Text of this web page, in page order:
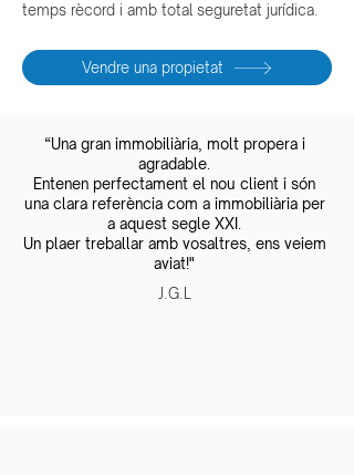
temps rècord i amb total seguretat jurídica.
Vendre una propietat
“Una gran immobiliària, molt propera i
agradable.
Entenen perfectament el nou client i són
una clara referència com a immobiliària per
a aquest segle XXI.
Un plaer treballar amb vosaltres, ens veiem
aviat!"
J.G.L